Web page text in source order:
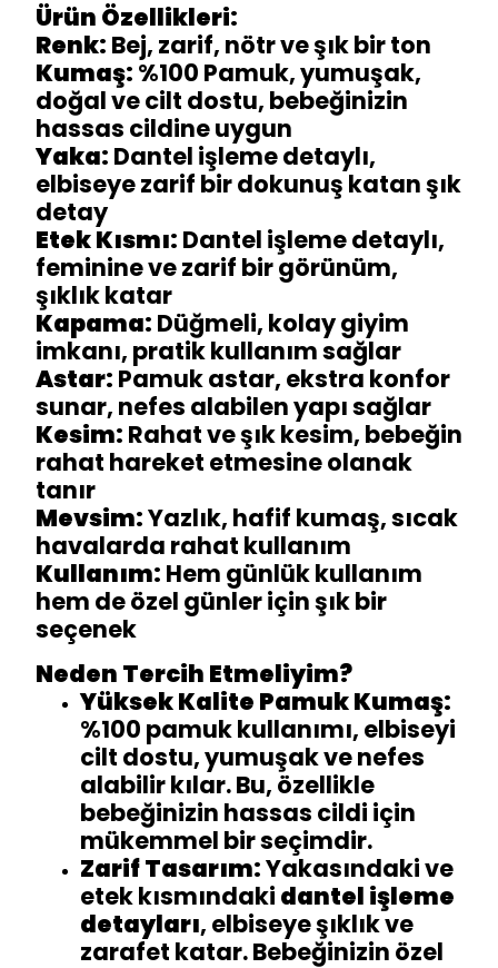
Ürün Özellikleri:
Renk: Bej, zarif, nötr ve şık bir ton
Kumaş: %100 Pamuk, yumuşak,
doğal ve cilt dostu, bebeğinizin
hassas cildine uygun
Yaka: Dantel işleme detaylı,
elbiseye zarif bir dokunuş katan şık
detay
Etek Kısmı: Dantel işleme detaylı,
feminine ve zarif bir görünüm,
şıklık katar
Kapama: Düğmeli, kolay giyim
imkanı, pratik kullanım sağlar
Astar: Pamuk astar, ekstra konfor
sunar, nefes alabilen yapı sağlar
Kesim: Rahat ve şık kesim, bebeğin
rahat hareket etmesine olanak
tanır
Mevsim:Yazlık, hafif kumaş, sıcak
havalarda rahat kullanım
Kullanım: Hem günlük kullanım
hem de özel günler için şık bir
seçenek
Neden Tercih Etmeliyim?
Yüksek Kalite Pamuk Kumaş:
%100 pamuk kullanımı, elbiseyi
cilt dostu, yumuşak ve nefes
alabilir kılar. Bu, özellikle
bebeğinizin hassas cildi için
mükemmel bir seçimdir.
Zarif Tasarım:Yakasındaki ve
etek kısmındaki dantel işleme
detayları, elbiseye şıklık ve
zarafet katar. Bebeğinizin özel